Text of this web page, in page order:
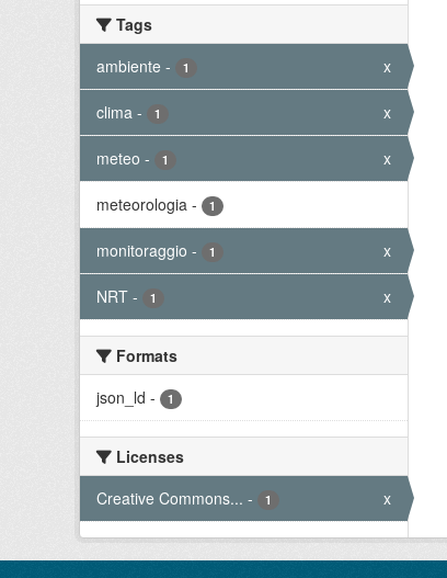
Tags
ambiente - 1 x
clima - 1 x
meteo - 1 x
meteorologia - 1
monitoraggio - 1 x
NRT - 1 x
Formats
json_ld - 1
Licenses
Creative Commons... - 1 x